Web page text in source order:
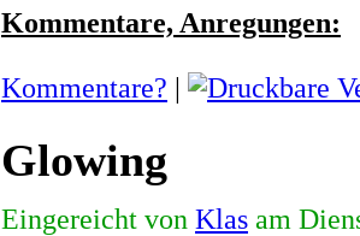
Kommentare, Anregungen:
Kommentare? |
Glowing
Eingereicht von Klas am